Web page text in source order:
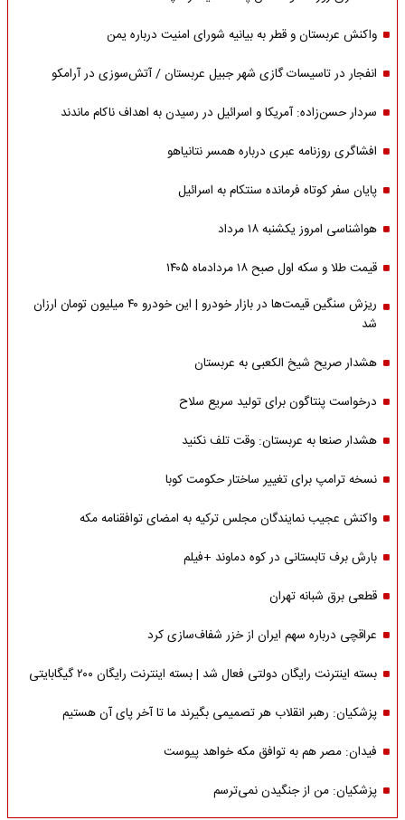
واکنش عربستان و قطر به بیانیه شورای امنیت درباره یمن
انفجار در تاسیسات گازی شهر جبیل عربستان / آتش‌سوزی در آرامکو
سردار حسن‌زاده: آمریکا و اسرائیل در رسیدن به اهداف ناکام ماندند
افشاگری روزنامه عبری درباره همسر نتانیاهو
پایان سفر کوتاه فرمانده سنتکام به اسرائیل
هواشناسی امروز یکشنبه ۱۸ مرداد
قیمت طلا و سکه اول صبح ۱۸ مردادماه ۱۴۰۵
ریزش سنگین قیمت‌ها در بازار خودرو | این خودرو ۴۰ میلیون تومان ارزان
شد
هشدار صریح شیخ الکعبی به عربستان
درخواست پنتاگون برای تولید سریع سلاح
هشدار صنعا به عربستان: وقت تلف نکنید
نسخه ترامپ برای تغییر ساختار حکومت کوبا
واکنش عجیب نمایندگان مجلس ترکیه به امضای توافقنامه مکه
بارش برف تابستانی در کوه دماوند +فیلم
قطعی برق شبانه تهران
عراقچی درباره سهم ایران از خزر شفاف‌سازی کرد
بسته اینترنت رایگان دولتی فعال شد | بسته اینترنت رایگان ۲۰۰ گیگابایتی
پزشکیان: رهبر انقلاب هر تصمیمی بگیرند ما تا آخر پای آن هستیم
فیدان: مصر هم به توافق مکه خواهد پیوست
پزشکیان: من از جنگیدن نمی‌ترسم